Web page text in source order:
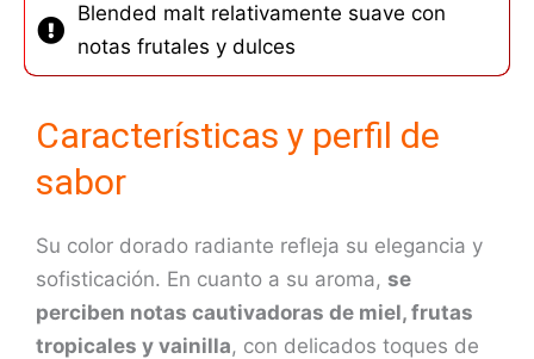
Blended malt relativamente suave con
notas frutales y dulces
Características y perfil de
sabor
Su color dorado radiante refleja su elegancia y
sofisticación. En cuanto a su aroma, se
perciben notas cautivadoras de miel, frutas
tropicales y vainilla, con delicados toques de